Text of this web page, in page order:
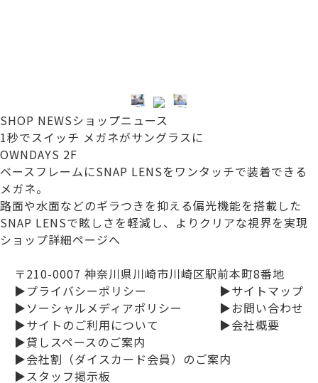
SHOP NEWSショップニュース
1秒でスイッチ メガネがサングラスに
OWNDAYS 2F
ベースフレームにSNAP LENSをワンタッチで装着できる
メガネ。
路面や水面などのギラつきを抑える偏光機能を搭載した
SNAP LENSで眩しさを軽減し、よりクリアな視界を実現
ショップ詳細ページへ
〒210-0007 神奈川県川崎市川崎区駅前本町8番地
▶プライバシーポリシー
▶ソーシャルメディアポリシー
▶サイトのご利用について
▶サイトマップ
▶お問い合わせ
▶会社概要
▶貸しスペースのご案内
▶会社割（ダイスカード会員）のご案内
▶スタッフ掲示板